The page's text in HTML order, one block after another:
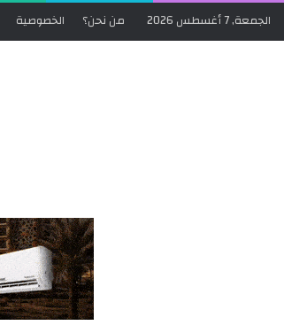
الجمعة, 7 أغسطس 2026 من نحن؟ الخصوصية